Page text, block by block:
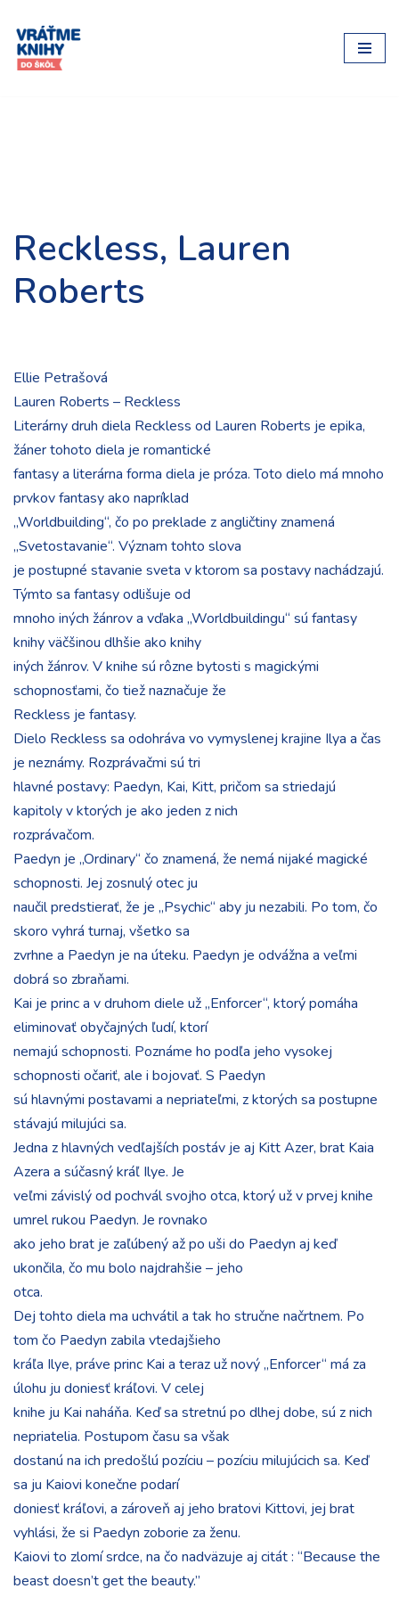
Preskočiť
na
Reckless, Lauren
Roberts
Ellie Petrašová
Lauren Roberts – Reckless
Literárny druh diela Reckless od Lauren Roberts je epika,
žáner tohoto diela je romantické
fantasy a literárna forma diela je próza. Toto dielo má mnoho
prvkov fantasy ako napríklad
„Worldbuilding“, čo po preklade z angličtiny znamená
„Svetostavanie“. Význam tohto slova
je postupné stavanie sveta v ktorom sa postavy nachádzajú.
Týmto sa fantasy odlišuje od
mnoho iných žánrov a vďaka „Worldbuildingu“ sú fantasy
knihy väčšinou dlhšie ako knihy
iných žánrov. V knihe sú rôzne bytosti s magickými
schopnosťami, čo tiež naznačuje že
Reckless je fantasy.
Dielo Reckless sa odohráva vo vymyslenej krajine Ilya a čas
je neznámy. Rozprávačmi sú tri
hlavné postavy: Paedyn, Kai, Kitt, pričom sa striedajú
kapitoly v ktorých je ako jeden z nich
rozprávačom.
Paedyn je „Ordinary“ čo znamená, že nemá nijaké magické
schopnosti. Jej zosnulý otec ju
naučil predstierať, že je „Psychic“ aby ju nezabili. Po tom, čo
skoro vyhrá turnaj, všetko sa
zvrhne a Paedyn je na úteku. Paedyn je odvážna a veľmi
dobrá so zbraňami.
Kai je princ a v druhom diele už „Enforcer“, ktorý pomáha
eliminovať obyčajných ľudí, ktorí
nemajú schopnosti. Poznáme ho podľa jeho vysokej
schopnosti očariť, ale i bojovať. S Paedyn
sú hlavnými postavami a nepriateľmi, z ktorých sa postupne
stávajú milujúci sa.
Jedna z hlavných vedľajších postáv je aj Kitt Azer, brat Kaia
Azera a súčasný kráľ Ilye. Je
veľmi závislý od pochvál svojho otca, ktorý už v prvej knihe
umrel rukou Paedyn. Je rovnako
ako jeho brat je zaľúbený až po uši do Paedyn aj keď
ukončila, čo mu bolo najdrahšie – jeho
otca.
Dej tohto diela ma uchvátil a tak ho stručne načrtnem. Po
tom čo Paedyn zabila vtedajšieho
kráľa Ilye, práve princ Kai a teraz už nový „Enforcer“ má za
úlohu ju doniesť kráľovi. V celej
knihe ju Kai naháňa. Keď sa stretnú po dlhej dobe, sú z nich
nepriatelia. Postupom času sa však
dostanú na ich predošlú pozíciu – pozíciu milujúcich sa. Keď
sa ju Kaiovi konečne podarí
doniesť kráľovi, a zároveň aj jeho bratovi Kittovi, jej brat
vyhlási, že si Paedyn zoborie za ženu.
Kaiovi to zlomí srdce, na čo nadväzuje aj citát : “Because the
beast doesn’t get the beauty.”